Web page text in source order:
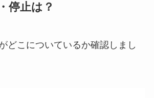
停止は？
どこについているか確認しまし